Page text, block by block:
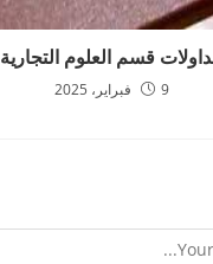
قسم العلوم التجارية
9 فبراير، 2025